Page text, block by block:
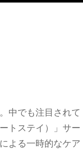
中でも注目されて
トステイ）」サー
よる一時的なケア